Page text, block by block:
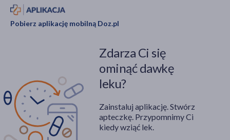
Pobierz aplikację mobilną Doz.pl
Zdarza Ci się
ominąć dawkę
leku?
Zainstaluj aplikację. Stwórz
apteczkę. Przypomnimy Ci
kiedy wziąć lek.